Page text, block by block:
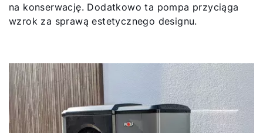
na konserwację. Dodatkowo ta pompa przyciąga
wzrok za sprawą estetycznego designu.